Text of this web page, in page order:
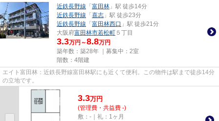
近鉄長野線 「 富田林 」駅 徒歩14分
近鉄長野線 「 喜志 」駅 徒歩23分
近鉄長野線 「 富田林西口 」駅 徒歩21分
大阪府富田林市若松町 ５丁目
3.3万円～8.8万円
築年数：築28年 ｜募集中： 2室
階数：4階建
エイト富田林：近鉄長野線富田林駅にも近くて便利。この物件は駅まで徒歩14分
の立地です。
3.3万円
(管理費・共益費 -)
敷：-｜礼：1ヶ月